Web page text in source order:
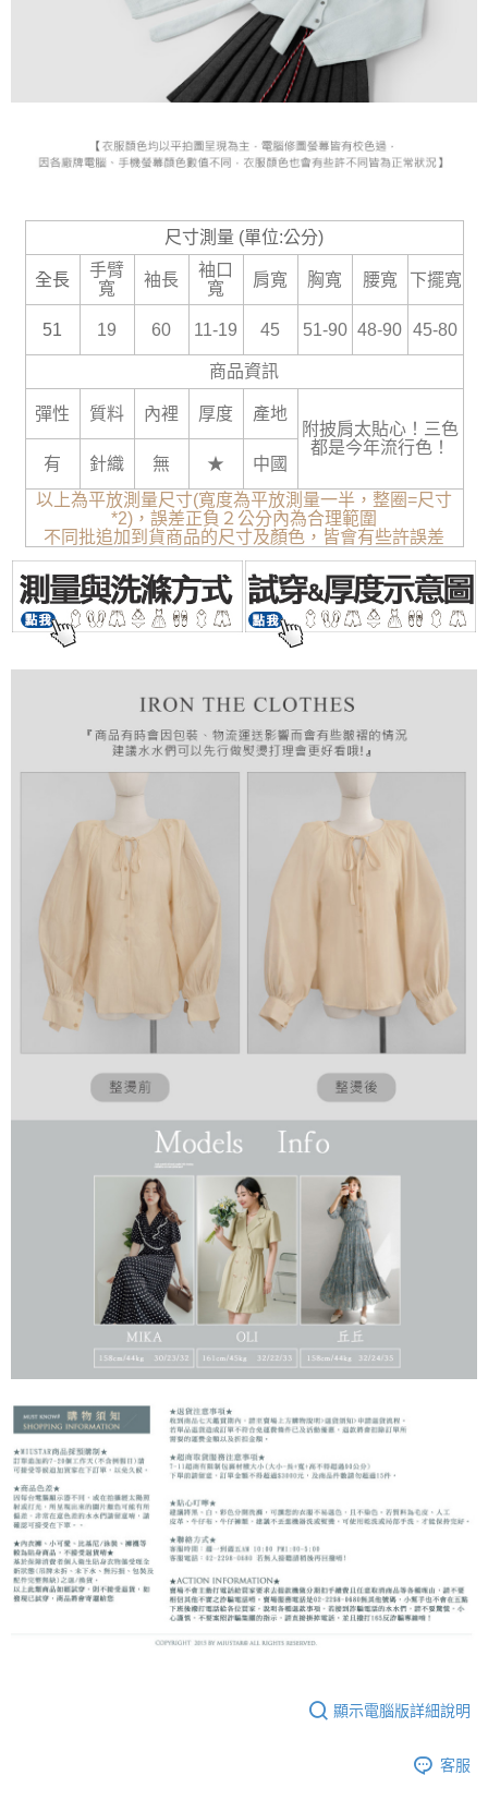
尺寸測量 (單位:公分)
全長
手臂
寬
袖長
袖口
寬
肩寬 胸寬 腰寬 下擺寬
51 19 60 11-19 45 51-90 48-90 45-80
商品資訊
彈性 質料 內裡 厚度
產地
附披肩太貼心！三色
都是今年流行色！
有
針織 無 ★
中國
以上為平放測量尺寸(寬度為平放測量一半，整圈=尺寸
*2)，誤差正負２公分內為合理範圍
不同批追加到貨商品的尺寸及顏色，皆會有些許誤差
顯示電腦版詳細說明
客服